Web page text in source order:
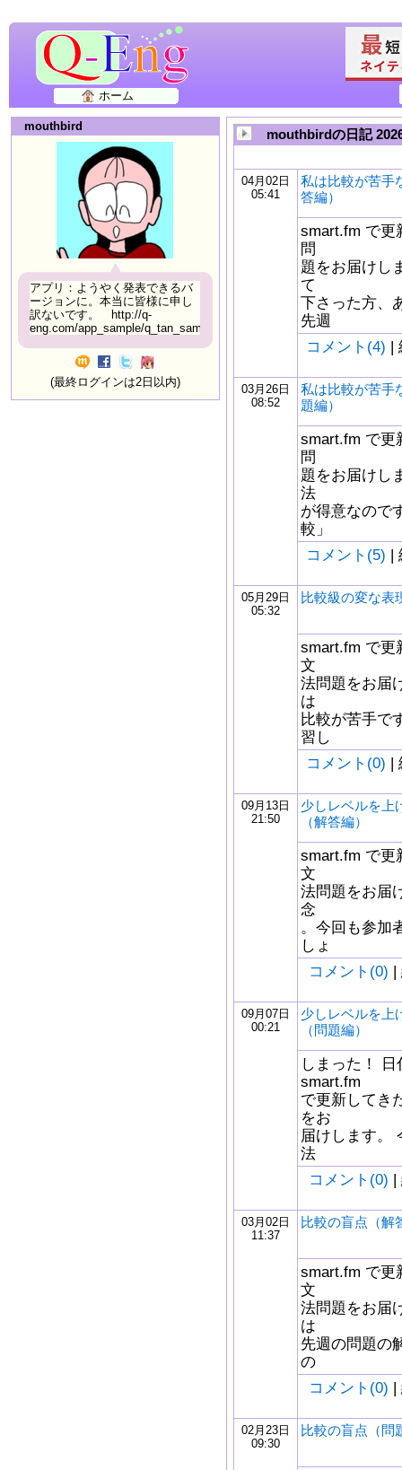
ホーム
mouthbird
アプリ：ようやく発表できるバ
ージョンに。本当に皆様に申し
訳ないです。 http://q-
eng.com/app_sample/q_tan_sample06.html
(最終ログインは2日以内)
mouthbirdの日記
04月02日
05:41
私は比較が苦
答編）
smart.fm で更
問
題をお届けし
て
下さった方、
先週
コメント(4) |
03月26日
08:52
私は比較が苦
題編）
smart.fm で更
問
題をお届けし
法
が得意なので
較」
コメント(5) |
05月29日
05:32
比較級の変な表
smart.fm で更
文
法問題をお届
は
比較が苦手で
習し
コメント(0) |
09月13日
21:50
少しレベルを上
（解答編）
smart.fm で更
文
法問題をお届
念
。今回も参加
しょ
コメント(0) |
09月07日
00:21
少しレベルを上
（問題編）
しまった！
smart.fm
で更新してき
をお
届けします。
法
コメント(0) |
03月02日
11:37
比較の盲点（解
smart.fm で更
文
法問題をお届
は
先週の問題の
の
コメント(0) |
02月23日
09:30
比較の盲点（問